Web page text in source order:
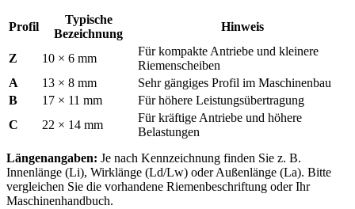
Profil
Typische
Bezeichnung
Hinweis
Z 10 × 6 mm
Für kompakte Antriebe und kleinere
Riemenscheiben
A
13 × 8 mm
Sehr gängiges Profil im Maschinenbau
B
17 × 11 mm
Für höhere Leistungsübertragung
C
22 × 14 mm
Für kräftige Antriebe und höhere
Belastungen
Längenangaben: Je nach Kennzeichnung finden Sie z. B.
Innenlänge (Li), Wirklänge (Ld/Lw) oder Außenlänge (La). Bitte
vergleichen Sie die vorhandene Riemenbeschriftung oder Ihr
Maschinenhandbuch.